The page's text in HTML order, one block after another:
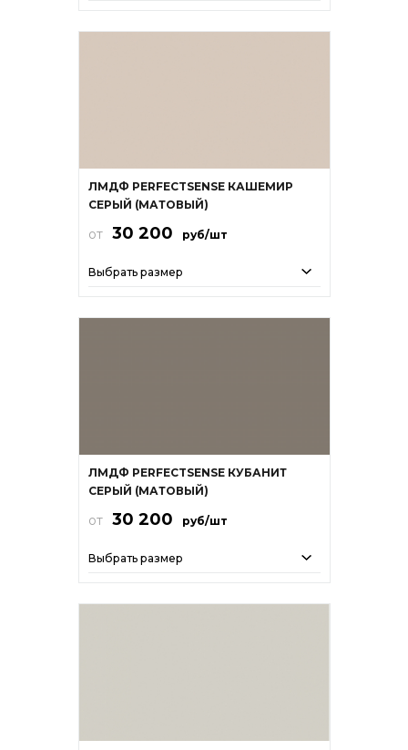
ЛМДФ PERFECTSENSE КАШЕМИР
СЕРЫЙ (МАТОВЫЙ)
от 30 200 руб/шт
Выбрать размер
ЛМДФ PERFECTSENSE КУБАНИТ
СЕРЫЙ (МАТОВЫЙ)
от 30 200 руб/шт
Выбрать размер